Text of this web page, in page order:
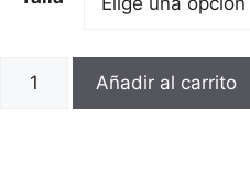
Añadir al carrito